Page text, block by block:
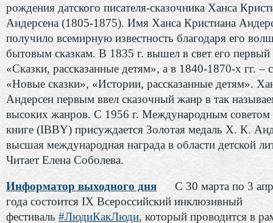
рождения датского писателя-сказочника Ханса
Андерсена (1805-1875). Имя Ханса Кристиана
получило всемирную известность благодаря его
бытовым сказкам. В 1835 г. вышел в свет его первый
«Сказки, рассказанные детям», а в 1840-1870-х гг. –
«Новые сказки», «Истории, рассказанные детям».
Андерсен первым ввел сказочный жанр в так
высоких жанров. С 1956 г. Международным советом
книге (IBBY) присуждается Золотая медаль Х. К.
высшая международная награда в области детской
Читает Елена Соболева.
Информатор выходного дня
С 30 марта по 3
года состоится IХ Всероссийский инклюзивный
фестиваль #ЛюдиКакЛюди, который проводится в